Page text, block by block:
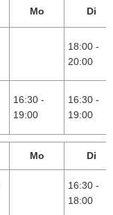
Mo Di
18:00 -
20:00
16:30 -
19:00
16:30 -
19:00
Mo Di
16:30 -
18:00